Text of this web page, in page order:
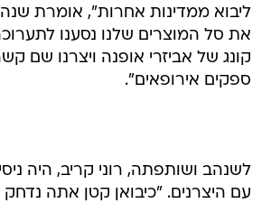
ליבוא ממדינות אחרות", אומרת
את סל המוצרים שלנו נסענו
קונג של אביזרי אופנה ויצרנו שם
ספקים אירופאים".
לשנהב ושותפתה, רוני קריב, היה
עם היצרנים. "כיבואן קטן אתה